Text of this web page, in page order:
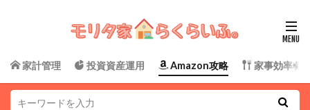
家計管理 投資資産運用 Amazon攻略 家事効率化